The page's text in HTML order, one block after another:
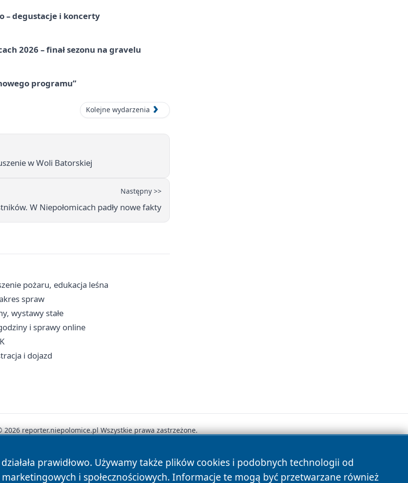
– degustacje i koncerty
2026 – finał sezonu na gravelu
programu”
Kolejne wydarzenia
w Woli Batorskiej
Następny >>
W Niepołomicach padły nowe fakty
pożaru, edukacja leśna
spraw
wystawy stałe
i sprawy online
i dojazd
prawidłowo. Używamy także plików cookies i podobnych technologii od
i społecznościowych. Informacje te mogą być przetwarzane również
reporter.niepolomice.pl Wszystkie prawa zastrzeżone.
Polityka Prywatności Polityka Cookies